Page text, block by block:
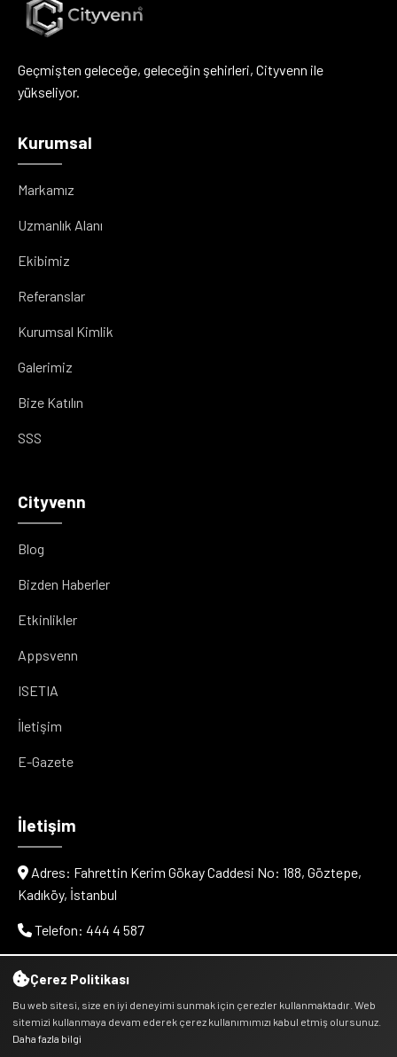
Geçmişten geleceğe, geleceğin şehirleri, Cityvenn ile
yükseliyor.
Kurumsal
Markamız
Uzmanlık Alanı
Ekibimiz
Referanslar
Kurumsal Kimlik
Galerimiz
Bize Katılın
SSS
Cityvenn
Blog
Bizden Haberler
Etkinlikler
Appsvenn
ISETIA
İletişim
E-Gazete
İletişim
Adres: Fahrettin Kerim Gökay Caddesi No: 188, Göztepe,
Kadıköy, İstanbul
Telefon: 444 4 587
Çerez Politikası
Bu web sitesi, size en iyi deneyimi sunmak için çerezler kullanmaktadır. Web
sitemizi kullanmaya devam ederek çerez kullanımımızı kabul etmiş olursunuz.
Daha fazla bilgi